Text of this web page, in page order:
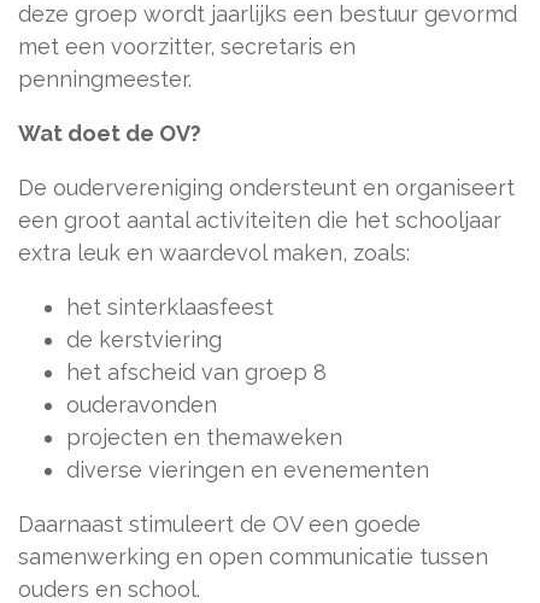
deze groep wordt jaarlijks een bestuur gevormd
met een voorzitter, secretaris en
penningmeester.
Wat doet de OV?
De oudervereniging ondersteunt en organiseert
een groot aantal activiteiten die het schooljaar
extra leuk en waardevol maken, zoals:
het sinterklaasfeest
de kerstviering
het afscheid van groep 8
ouderavonden
projecten en themaweken
diverse vieringen en evenementen
Daarnaast stimuleert de OV een goede
samenwerking en open communicatie tussen
ouders en school.